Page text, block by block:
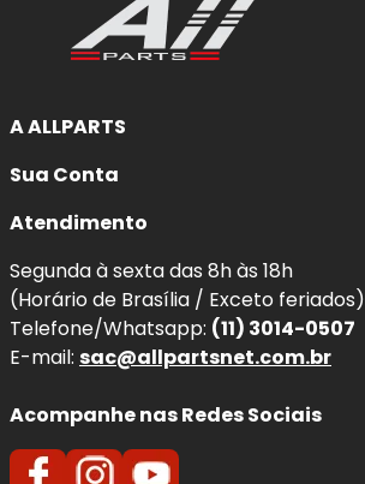
A ALLPARTS
Sua Conta
Atendimento
Segunda à sexta das 8h às 18h
(Horário de Brasília / Exceto feriados)
Telefone/Whatsapp: (11) 3014-0507
E-mail: sac@allpartsnet.com.br
Acompanhe nas Redes Sociais